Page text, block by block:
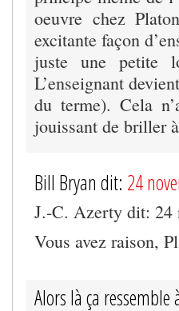
oeuvre chez
excitante façon
juste une petite
L’enseignant
du terme). Cela
jouissant de briller
Bill Bryan dit: 24
J.-C. Azerty dit: 24
Vous avez raison,
Alors là ça